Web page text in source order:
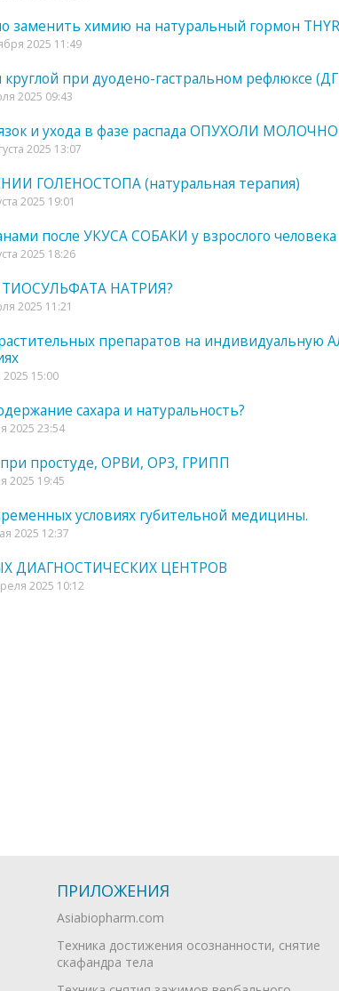
заменить химию на натуральный гормон
2025 11:49
при дуодено-гастральном рефлюксе
2025 09:43
и ухода в фазе распада ОПУХОЛИ
2025 13:07
ГОЛЕНОСТОПА (натуральная терапия)
2025 19:01
после УКУСА СОБАКИ у взрослого человека
2025 18:26
ТИОСУЛЬФАТА НАТРИЯ?
2025 11:21
препаратов на
15:00
сахара и натуральность?
2025 23:54
простуде, ОРВИ, ОРЗ, ГРИПП
2025 19:45
условиях губительной медицины.
2025 12:37
ДИАГНОСТИЧЕСКИХ ЦЕНТРОВ
2025 10:12
ПРИЛОЖЕНИЯ
Asiabiopharm.com
Техника достижения осознанности, снятие
скафандра тела